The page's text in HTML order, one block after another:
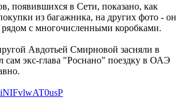
появившихся в Сети, показано, как
из багажника, на других фото - он
с многочисленными коробками.
Авдотьей Смирновой засняли в
сам экс-глава "Роснано" поездку в ОАЭ